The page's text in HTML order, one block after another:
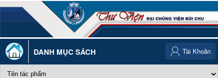
DANH MỤC SÁCH Tài Khoản